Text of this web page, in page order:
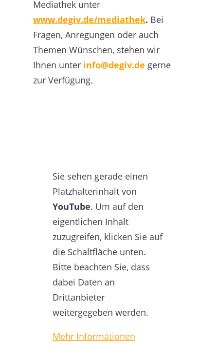
Mediathek unter
www.degiv.de/mediathek. Bei
Fragen, Anregungen oder auch
Themen Wünschen, stehen wir
Ihnen unter info@degiv.de gerne
zur Verfügung.
Sie sehen gerade einen
Platzhalterinhalt von
YouTube. Um auf den
eigentlichen Inhalt
zuzugreifen, klicken Sie auf
die Schaltfläche unten.
Bitte beachten Sie, dass
dabei Daten an
Drittanbieter
weitergegeben werden.
Mehr Informationen